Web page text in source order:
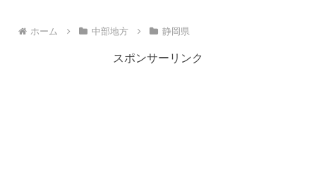
ホーム 中部地方 静岡県
スポンサーリンク